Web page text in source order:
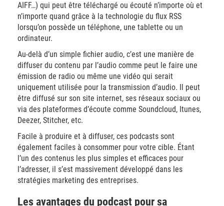
AIFF…) qui peut être téléchargé ou écouté n’importe où et
n’importe quand grâce à la technologie du flux RSS
lorsqu’on possède un téléphone, une tablette ou un
ordinateur.
Au-delà d’un simple fichier audio, c’est une manière de
diffuser du contenu par l’audio comme peut le faire une
émission de radio ou même une vidéo qui serait
uniquement utilisée pour la transmission d’audio. Il peut
être diffusé sur son site internet, ses réseaux sociaux ou
via des plateformes d’écoute comme Soundcloud, Itunes,
Deezer, Stitcher, etc.
Facile à produire et à diffuser, ces podcasts sont
également faciles à consommer pour votre cible. Étant
l’un des contenus les plus simples et efficaces pour
l’adresser, il s’est massivement développé dans les
stratégies marketing des entreprises.
Les avantages du podcast pour sa